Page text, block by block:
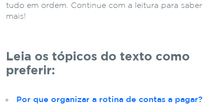
tudo em ordem. Continue com a leitura para saber
mais!
Leia os tópicos do texto como
preferir:
Por que organizar a rotina de contas a pagar?